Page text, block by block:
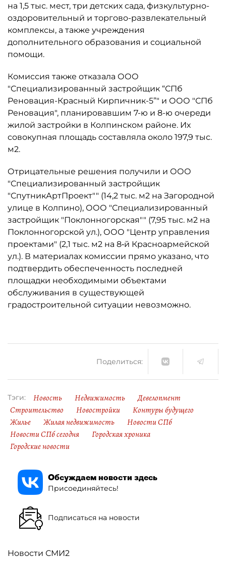
на 1,5 тыс. мест, три детских сада, физкультурно-
оздоровительный и торгово-развлекательный
комплексы, а также учреждения
дополнительного образования и социальной
помощи.
Комиссия также отказала ООО
"Специализированный застройщик “СПб
Реновация-Красный Кирпичник-5”" и ООО "СПб
Реновация", планировавшим 7-ю и 8-ю очереди
жилой застройки в Колпинском районе. Их
совокупная площадь составляла около 197,9 тыс.
м2.
Отрицательные решения получили и ООО
"Специализированный застройщик
"СпутникАртПроект"" (14,2 тыс. м2 на Загородной
улице в Колпино), ООО "Специализированный
застройщик "Поклонногорская"" (7,95 тыс. м2 на
Поклонногорской ул.), ООО "Центр управления
проектами" (2,1 тыс. м2 на 8‑й Красноармейской
ул.). В материалах комиссии прямо указано, что
подтвердить обеспеченность последней
площадки необходимыми объектами
обслуживания в существующей
градостроительной ситуации невозможно.
Поделиться:
Тэги: Новость Недвижимость
Девелопмент
Строительство
Новостройки
Контуры будущего
Жилье
Жилая недвижимость
Новости СПб
Новости СПб сегодня
Городская хроника
Городские новости
Обсуждаем новости здесь
Присоединяйтесь!
Подписаться на новости
Новости СМИ2